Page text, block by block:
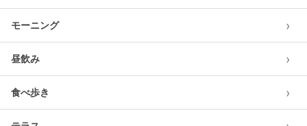
モーニング ›
昼飲み ›
食べ歩き ›